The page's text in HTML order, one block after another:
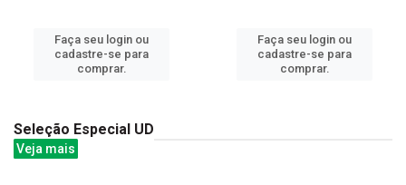
Faça seu login ou
cadastre-se para
comprar.
Faça seu login ou
cadastre-se para
comprar.
Seleção Especial UD
Veja mais